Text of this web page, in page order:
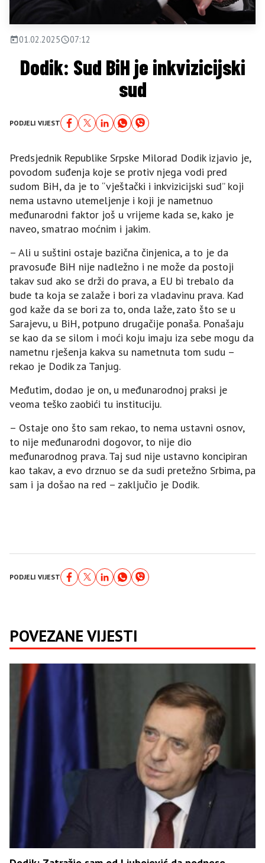
01.02.2025 07:12
Dodik: Sud BiH je inkvizicijski
sud
PODJELI VIJEST
Predsjednik Republike Srpske Milorad Dodik izjavio je,
povodom suđenja koje se protiv njega vodi pred
sudom BiH, da je to “vještački i inkvizicijski sud” koji
nema ustavno utemeljenje i koji je nametnuo
međunarodni faktor još u vrijeme kada se, kako je
naveo, smatrao moćnim i jakim.
– Ali u suštini ostaje bazična činjenica, a to je da
pravosuđe BiH nije nadležno i ne može da postoji
takav sud ako se drži do prava, a EU bi trebalo da
bude ta koja se zalaže i bori za vladavinu prava. Kad
god kaže da se bori za to, onda laže, zato što se u
Sarajevu, u BiH, potpuno drugačije ponaša. Ponašaju
se kao da se silom i moći koju imaju iza sebe mogu da
nametnu rješenja kakva su nametnuta tom sudu –
rekao je Dodik za Tanjug.
Međutim, dodao je on, u međunarodnoj praksi je
veoma teško zaobići tu instituciju.
– Ostaje ono što sam rekao, to nema ustavni osnov,
to nije međunarodni dogovor, to nije dio
međunarodnog prava. Taj sud nije ustavno koncipiran
kao takav, a evo drznuo se da sudi pretežno Srbima, pa
sam i ja došao na red – zaključio je Dodik.
PODJELI VIJEST
POVEZANE VIJESTI